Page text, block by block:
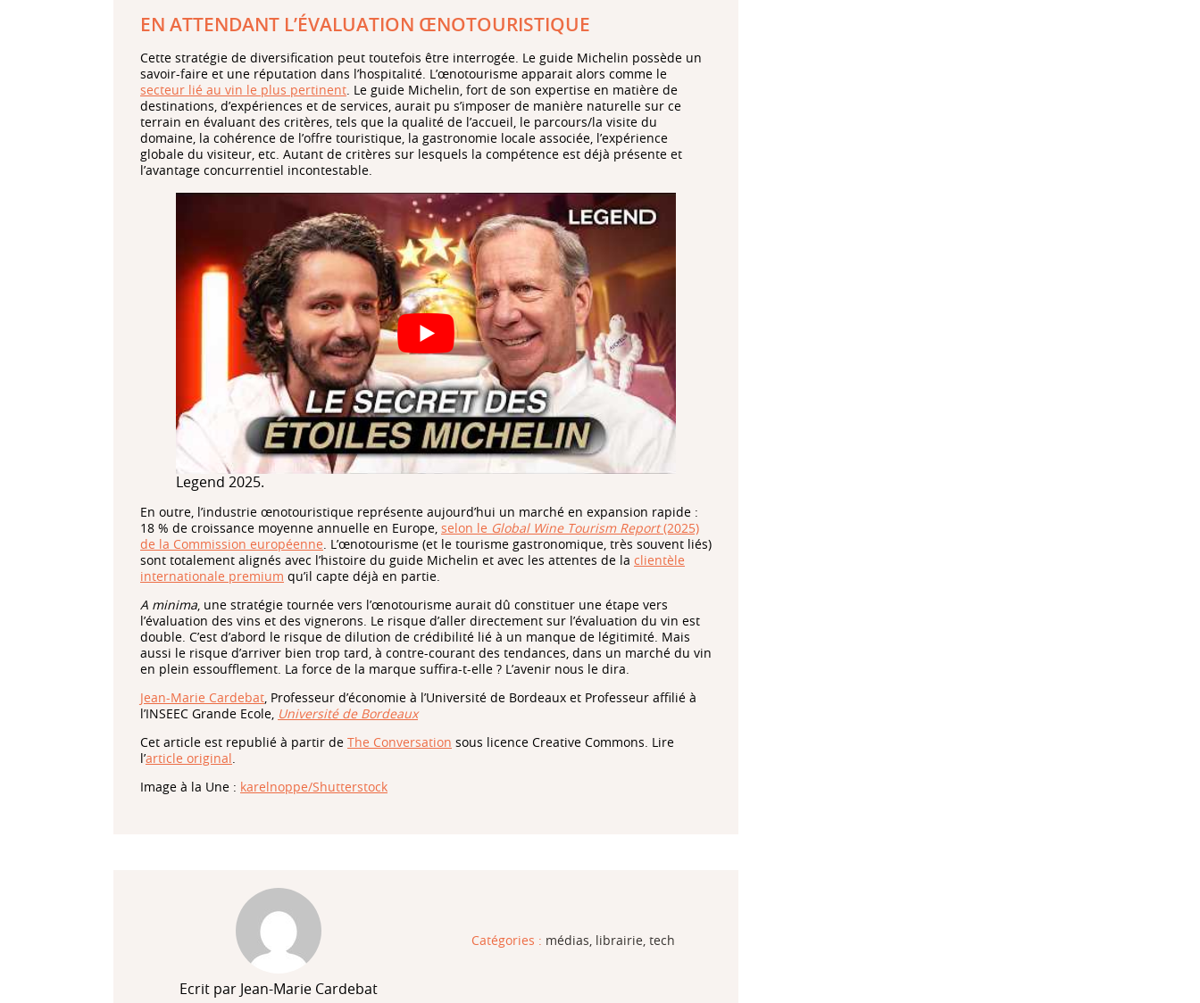
EN ATTENDANT L’ÉVALUATION ŒNOTOURISTIQUE
Cette stratégie de diversification peut toutefois être interrogée. Le guide Michelin possède un
savoir-faire et une réputation dans l’hospitalité. L’œnotourisme apparait alors comme le
secteur lié au vin le plus pertinent. Le guide Michelin, fort de son expertise en matière de
destinations, d’expériences et de services, aurait pu s’imposer de manière naturelle sur ce
terrain en évaluant des critères, tels que la qualité de l’accueil, le parcours/la visite du
domaine, la cohérence de l’offre touristique, la gastronomie locale associée, l’expérience
globale du visiteur, etc. Autant de critères sur lesquels la compétence est déjà présente et
l’avantage concurrentiel incontestable.
Legend 2025.
En outre, l’industrie œnotouristique représente aujourd’hui un marché en expansion rapide :
18 % de croissance moyenne annuelle en Europe, selon le Global Wine Tourism Report(2025)
de la Commission européenne. L’œnotourisme (et le tourisme gastronomique, très souvent liés)
sont totalement alignés avec l’histoire du guide Michelin et avec les attentes de la clientèle
internationale premium qu’il capte déjà en partie.
A minima, une stratégie tournée vers l’œnotourisme aurait dû constituer une étape vers
l’évaluation des vins et des vignerons. Le risque d’aller directement sur l’évaluation du vin est
double. C’est d’abord le risque de dilution de crédibilité lié à un manque de légitimité. Mais
aussi le risque d’arriver bien trop tard, à contre-courant des tendances, dans un marché du vin
en plein essoufflement. La force de la marque suffira-t-elle ? L’avenir nous le dira.
Jean-Marie Cardebat, Professeur d’économie à l’Université de Bordeaux et Professeur affilié à
l’INSEEC Grande Ecole, Université de Bordeaux
Cet article est republié à partir de The Conversation sous licence Creative Commons. Lire
l’article original.
Image à la Une : karelnoppe/Shutterstock
Ecrit par Jean-Marie Cardebat
Catégories : médias, librairie, tech